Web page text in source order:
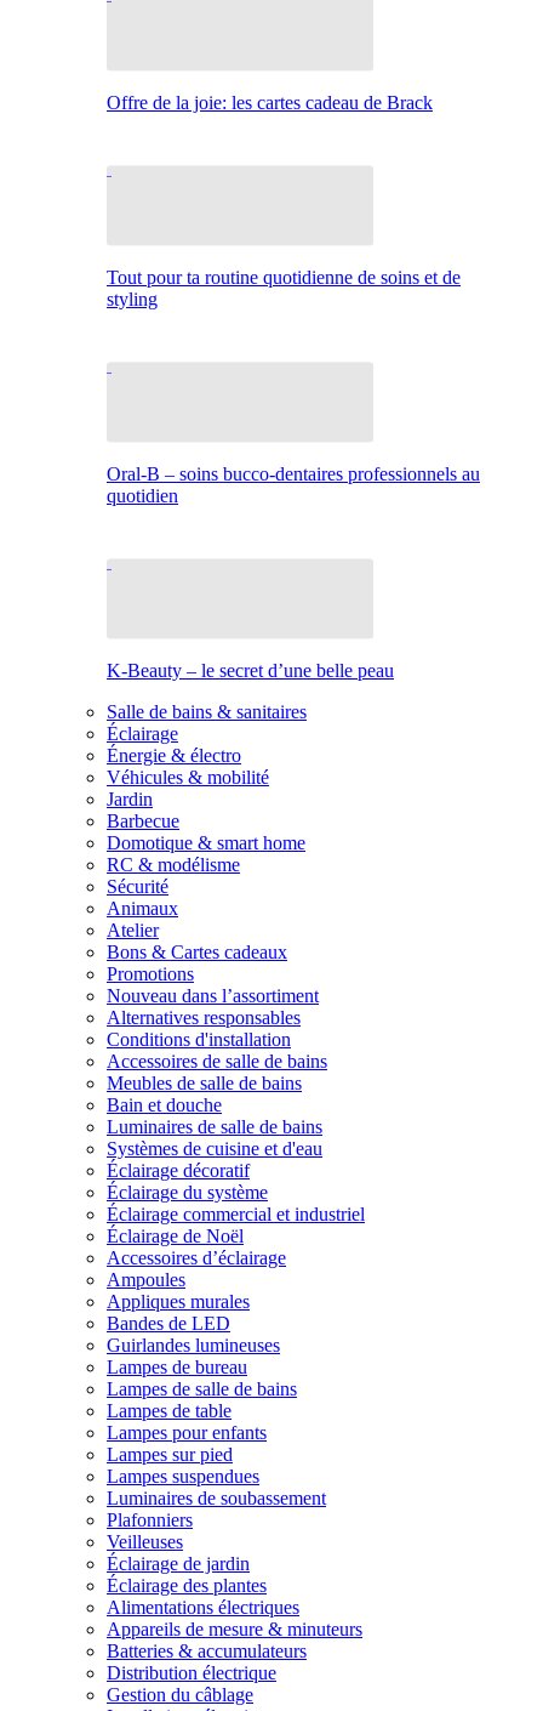
Offre de la joie: les cartes cadeau de Brack
Tout pour ta routine quotidienne de soins et de
styling
Oral-B – soins bucco-dentaires professionnels au
quotidien
K-Beauty – le secret d’une belle peau
Salle de bains & sanitaires
Éclairage
Énergie & électro
Véhicules & mobilité
Jardin
Barbecue
Domotique & smart home
RC & modélisme
Sécurité
Animaux
Atelier
Bons & Cartes cadeaux
Promotions
Nouveau dans l’assortiment
Alternatives responsables
Conditions d'installation
Accessoires de salle de bains
Meubles de salle de bains
Bain et douche
Luminaires de salle de bains
Systèmes de cuisine et d'eau
Éclairage décoratif
Éclairage du système
Éclairage commercial et industriel
Éclairage de Noël
Accessoires d’éclairage
Ampoules
Appliques murales
Bandes de LED
Guirlandes lumineuses
Lampes de bureau
Lampes de salle de bains
Lampes de table
Lampes pour enfants
Lampes sur pied
Lampes suspendues
Luminaires de soubassement
Plafonniers
Veilleuses
Éclairage de jardin
Éclairage des plantes
Alimentations électriques
Appareils de mesure & minuteurs
Batteries & accumulateurs
Distribution électrique
Gestion du câblage